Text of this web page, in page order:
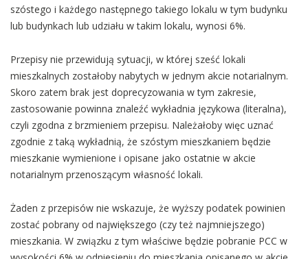
szóstego i każdego następnego takiego lokalu w tym budynku
lub budynkach lub udziału w takim lokalu, wynosi 6%.
Przepisy nie przewidują sytuacji, w której sześć lokali
mieszkalnych zostałoby nabytych w jednym akcie notarialnym.
Skoro zatem brak jest doprecyzowania w tym zakresie,
zastosowanie powinna znaleźć wykładnia językowa (literalna),
czyli zgodna z brzmieniem przepisu. Należałoby więc uznać
zgodnie z taką wykładnią, że szóstym mieszkaniem będzie
mieszkanie wymienione i opisane jako ostatnie w akcie
notarialnym przenoszącym własność lokali.
Żaden z przepisów nie wskazuje, że wyższy podatek powinien
zostać pobrany od największego (czy też najmniejszego)
mieszkania. W związku z tym właściwe będzie pobranie PCC w